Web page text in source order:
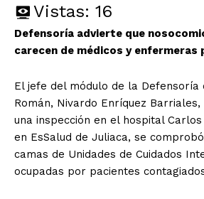
Vistas: 16
Defensoría advierte que
carecen de médicos y enfermeras
El jefe del módulo de la Defensoría
Román, Nivardo Enríquez
una inspección en el hospital
en EsSalud de Juliaca, se
camas de Unidades de Cuidados
ocupadas por pacientes